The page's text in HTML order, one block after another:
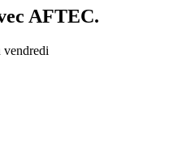
AFTEC.
vendredi